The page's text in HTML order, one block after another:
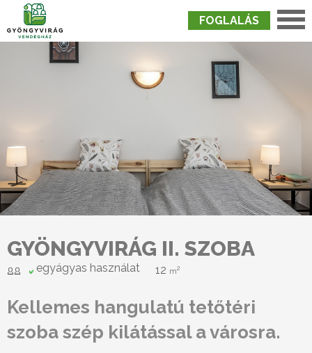
FOGLALÁS
Szobák
GYÖNGYVIRÁG II. SZOBA
egyágyas használat 12 m2
Kellemes hangulatú tetőtéri
szoba szép kilátással a városra.